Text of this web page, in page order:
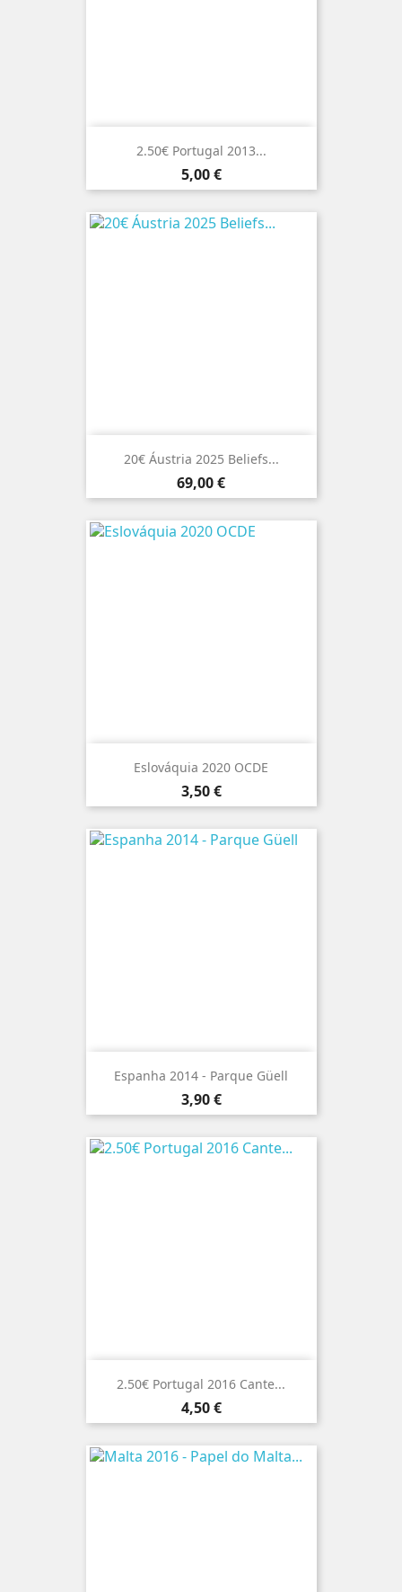
2.50€ Portugal 2013...
Preço
5,00 €
20€ Áustria 2025 Beliefs...
Preço
69,00 €
Eslováquia 2020 OCDE
Preço
3,50 €
Espanha 2014 - Parque Güell
Preço
3,90 €
2.50€ Portugal 2016 Cante...
Preço
4,50 €